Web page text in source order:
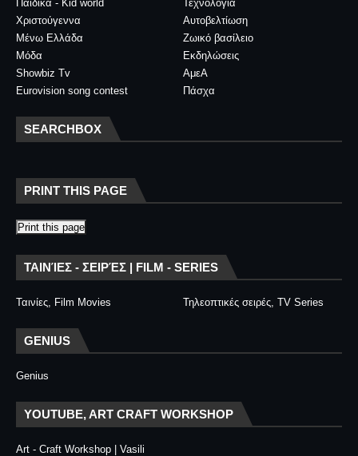
Παιδικά - Kid world
Τεχνολογία
Χριστούγεννα
Αυτοβελτίωση
Μένω Ελλάδα
Ζωικό βασίλειο
Μόδα
Εκδηλώσεις
Showbiz Tv
ΑμεΑ
Eurovision song contest
Πάσχα
SEARCHBOX
PRINT THIS PAGE
Print this page
ΤΑΙΝΊΕΣ - ΣΕΙΡΈΣ | FILM - SERIES
Ταινίες, Film Movies Τηλεοπτικές σειρές, TV Series
GENIUS
Genius
YOUTUBE, ART CRAFT WORKSHOP
Art - Craft Workshop | Vasili